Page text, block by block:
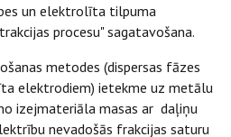
un elektrolīta tilpuma
procesu" sagatavošana.
metodes (dispersas fāzes
elektrodiem) ietekme uz metālu
izejmateriāla masas ar daļiņu
nevadošās frakcijas saturu